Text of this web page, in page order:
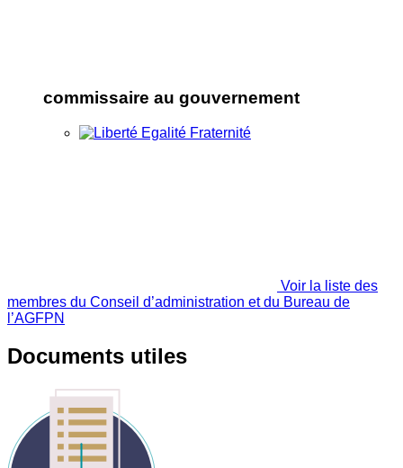
commissaire au gouvernement
Voir la liste des
membres du Conseil d’administration et du Bureau de
l’AGFPN
Documents utiles